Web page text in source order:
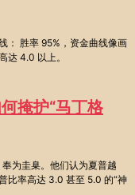
： 胜率 95%，资金曲线像画
达 4.0 以上。
掩护“马丁格
为圭臬。他们认为夏普越
比率高达 3.0 甚至 5.0 的“神